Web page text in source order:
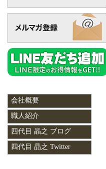
会社概要
職人紹介
四代目 晶之 ブログ
四代目 晶之 Twitter